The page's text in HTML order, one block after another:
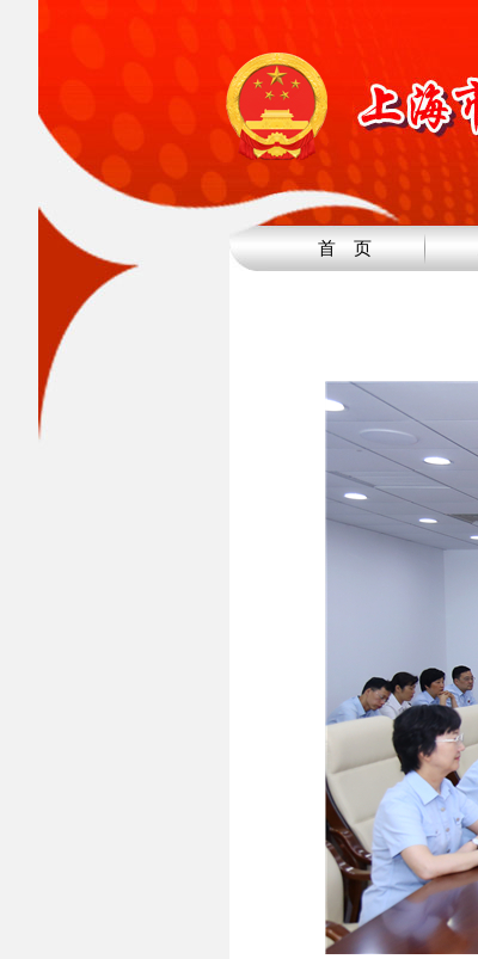
首 页